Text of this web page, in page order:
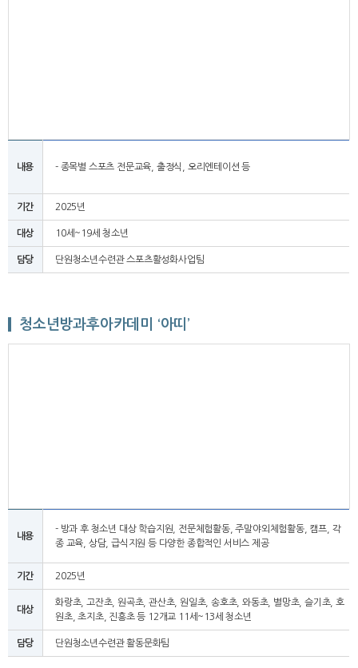
내용 - 종목별 스포츠 전문교육, 출정식, 오리엔테이션 등
기간 2025년
대상 10세~19세 청소년
담당 단원청소년수련관 스포츠활성화사업팀
청소년방과후아카데미 ‘아띠’
내용
- 방과 후 청소년 대상 학습지원, 전문체험활동, 주말야외체험활동, 캠프, 각
종 교육, 상담, 급식지원 등 다양한 종합적인 서비스 제공
기간 2025년
대상
화랑초, 고잔초, 원곡초, 관산초, 원일초, 송호초, 와동초, 별망초, 슬기초, 호
원초, 초지초, 진흥초 등 12개교 11세~13세 청소년
담당 단원청소년수련관 활동문화팀